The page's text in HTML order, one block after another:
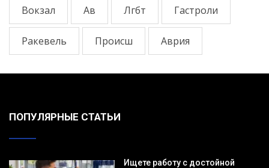
Вокзал Ав Лгбт Гастроли
Ракевель Происш Аврия
ПОПУЛЯРНЫЕ СТАТЬИ
Ищете работу с достойной